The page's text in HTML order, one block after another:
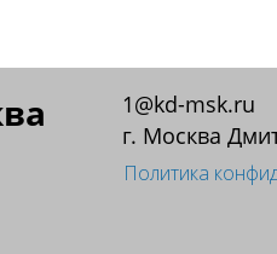
1@kd-msk.ru
г. Москва
Политика